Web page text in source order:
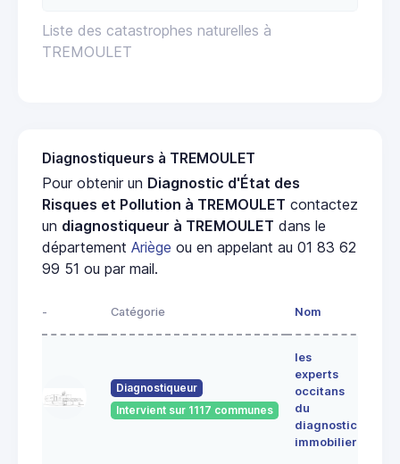
Liste des catastrophes naturelles à
TREMOULET
Diagnostiqueurs à TREMOULET
Pour obtenir un Diagnostic d'État des
Risques et Pollution à TREMOULET contactez
un diagnostiqueur à TREMOULET dans le
département Ariège ou en appelant au 01 83 62
99 51 ou par mail.
- Catégorie Nom
Diagnostiqueur
Intervient sur 1117 communes
les
experts
occitans
du
diagnostic
immobilier